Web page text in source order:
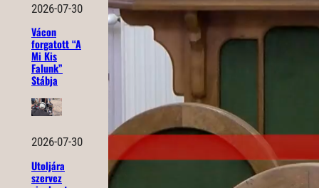
2026-07-30
Vácon
forgatott “A
Mi Kis
Falunk”
Stábja
2026-07-30
Utoljára
szervez